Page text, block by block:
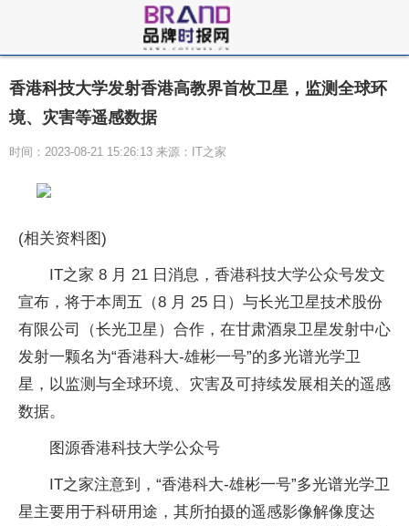
香港科技大学发射香港高教界首枚卫星，监测全球环
境、灾害等遥感数据
时间：2023-08-21 15:26:13 来源：IT之家
(相关资料图)
IT之家 8 月 21 日消息，香港科技大学公众号发文
宣布，将于本周五（8 月 25 日）与长光卫星技术股份
有限公司（长光卫星）合作，在甘肃酒泉卫星发射中心
发射一颗名为“香港科大-雄彬一号”的多光谱光学卫
星，以监测与全球环境、灾害及可持续发展相关的遥感
数据。
图源香港科技大学公众号
IT之家注意到，“香港科大-雄彬一号”多光谱光学卫
星主要用于科研用途，其所拍摄的遥感影像解像度达